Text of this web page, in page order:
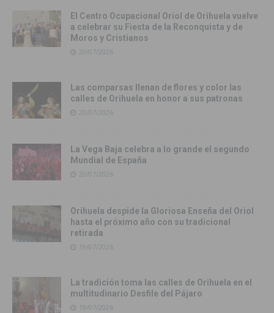
El Centro Ocupacional Oriol de Orihuela vuelve
a celebrar su Fiesta de la Reconquista y de
Moros y Cristianos
20/07/2026
Las comparsas llenan de flores y color las
calles de Orihuela en honor a sus patronas
20/07/2026
La Vega Baja celebra a lo grande el segundo
Mundial de España
20/07/2026
Orihuela despide la Gloriosa Enseña del Oriol
hasta el próximo año con su tradicional
retirada
19/07/2026
La tradición toma las calles de Orihuela en el
multitudinario Desfile del Pájaro
19/07/2026